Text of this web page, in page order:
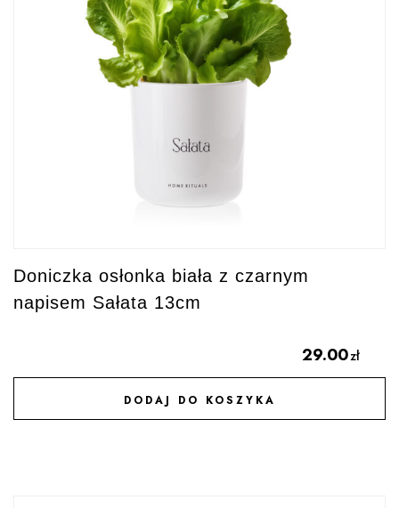
Doniczka osłonka biała z czarnym
napisem Sałata 13cm
29.00zł
DODAJ DO KOSZYKA
DODAJ DO ULUBIONYCH